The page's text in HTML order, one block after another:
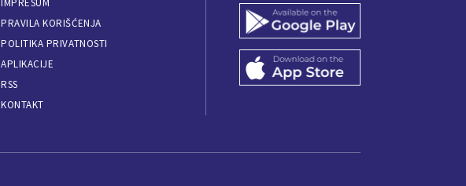
PRAVILA KORIŠĆENJA
POLITIKA PRIVATNOSTI
APLIKACIJE
RSS
KONTAKT